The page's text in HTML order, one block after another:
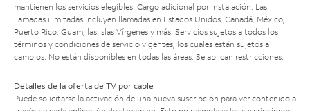
mantienen los servicios elegibles. Cargo adicional por instalación. Las
llamadas ilimitadas incluyen llamadas en Estados Unidos, Canadá, México,
Puerto Rico, Guam, las Islas Vírgenes y más. Servicios sujetos a todos los
términos y condiciones de servicio vigentes, los cuales están sujetos a
cambios. No están disponibles en todas las áreas. Se aplican restricciones.
Detalles de la oferta de TV por cable
Puede solicitarse la activación de una nueva suscripción para ver contenido a